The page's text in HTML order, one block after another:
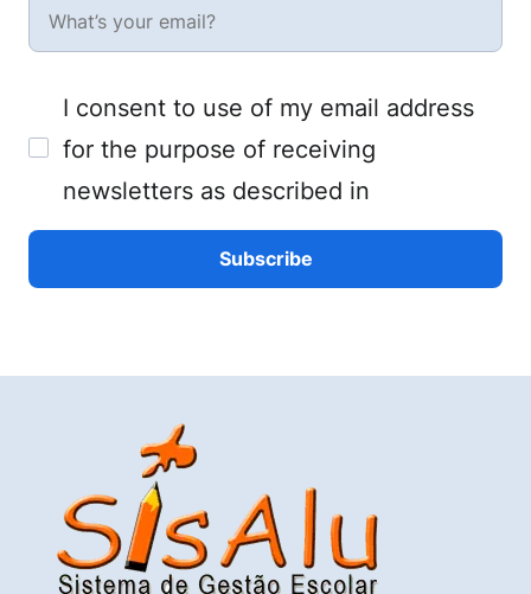
I consent to use of my email address
for the purpose of receiving
newsletters as described in